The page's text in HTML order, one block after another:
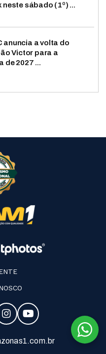
neste sábado (1º) ...
anuncia a volta do
Victor para a
de 2027 ...